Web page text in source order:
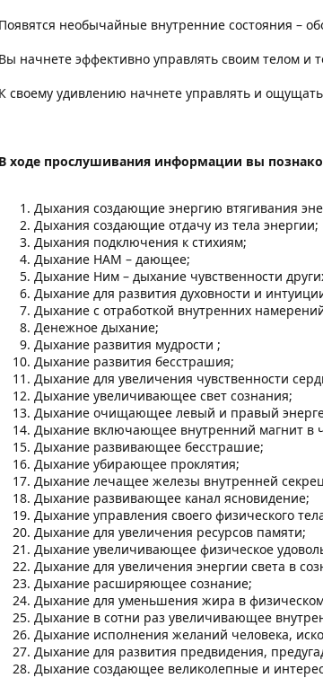
Появятся необычайные внутренние состояния –
Вы начнете эффективно управлять своим телом и
К своему удивлению начнете управлять и
В ходе прослушивания информации вы
Дыхания создающие энергию втягивания
Дыхания создающие отдачу из тела энергии;
Дыхания подключения к стихиям;
Дыхание НАМ – дающее;
Дыхание Ним – дыхание чувственности
Дыхание для развития духовности и
Дыхание с отработкой внутренних
Денежное дыхание;
Дыхание развития мудрости ;
Дыхание развития бесстрашия;
Дыхание для увеличения чувственности
Дыхание увеличивающее свет сознания;
Дыхание очищающее левый и правый
Дыхание включающее внутренний магнит в
Дыхание развивающее бесстрашие;
Дыхание убирающее проклятия;
Дыхание лечащее железы внутренней
Дыхание развивающее канал ясновидение;
Дыхание управления своего физического
Дыхание для увеличения ресурсов памяти;
Дыхание увеличивающее физическое
Дыхание для увеличения энергии света в
Дыхание расширяющее сознание;
Дыхание для уменьшения жира в
Дыхание в сотни раз увеличивающее
Дыхание исполнения желаний человека,
Дыхание для развития предвидения,
Дыхание создающее великолепные и